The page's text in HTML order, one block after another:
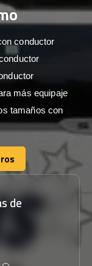
conductor
más equipaje
tamaños con
de